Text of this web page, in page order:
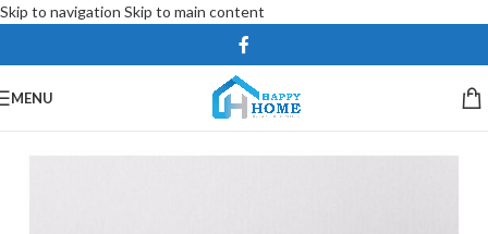
Skip to navigation Skip to main content
MENU